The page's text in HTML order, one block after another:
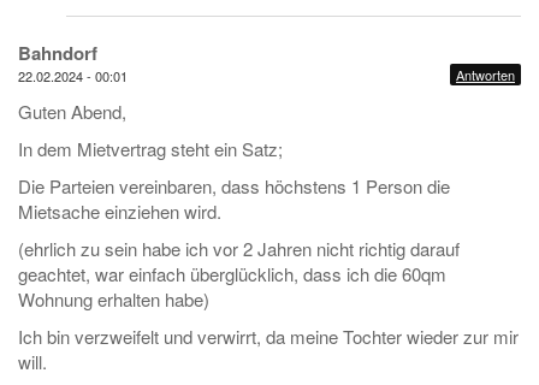
Bahndorf
22.02.2024 - 00:01 Antworten
Guten Abend,
In dem Mietvertrag steht ein Satz;
Die Parteien vereinbaren, dass höchstens 1 Person die
Mietsache einziehen wird.
(ehrlich zu sein habe ich vor 2 Jahren nicht richtig darauf
geachtet, war einfach überglücklich, dass ich die 60qm
Wohnung erhalten habe)
Ich bin verzweifelt und verwirrt, da meine Tochter wieder zur mir
will.